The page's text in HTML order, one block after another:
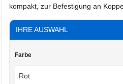
kompakt, zur Befestigung an
IHRE AUSWAHL
Farbe